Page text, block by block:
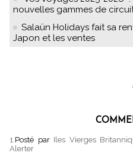
nouvelles gammes de
Salaün Holidays fait sa
Japon et les ventes
1. Posté par Iles Vierges
Alerter